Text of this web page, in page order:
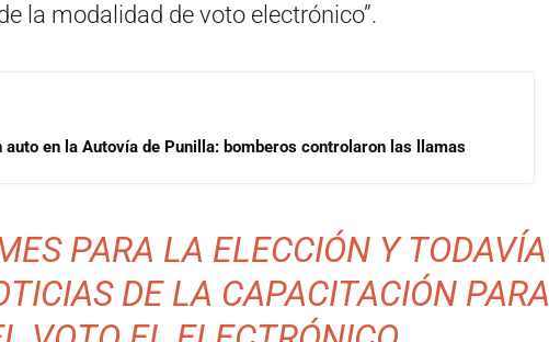
la modalidad de voto electrónico”.
auto en la Autovía de Punilla: bomberos controlaron las llamas
PARA LA ELECCIÓN Y TODAVÍA
DE LA CAPACITACIÓN PARA